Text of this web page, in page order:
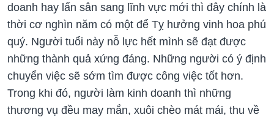
doanh hay lấn sân sang lĩnh vực mới thì đây chính là
thời cơ nghìn năm có một để Tỵ hưởng vinh hoa phú
quý. Người tuổi này nỗ lực hết mình sẽ đạt được
những thành quả xứng đáng. Những người có ý định
chuyển việc sẽ sớm tìm được công việc tốt hơn.
Trong khi đó, người làm kinh doanh thì những
thương vụ đều may mắn, xuôi chèo mát mái, thu về